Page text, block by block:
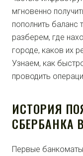
мгновенно
пополнить баланс
разберем, где
городе, каков их
Узнаем, как
проводить
ИСТОРИЯ
Первые